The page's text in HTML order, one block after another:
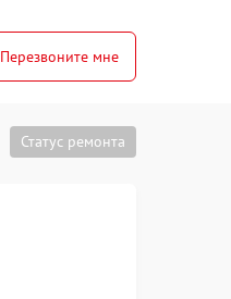
Перезвоните мне
Статус ремонта